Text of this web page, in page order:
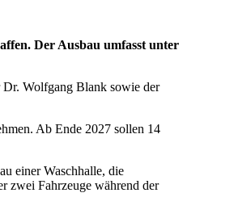
Der Ausbau umfasst unter
Dr. Wolfgang Blank sowie der
Ab Ende 2027 sollen 14
einer Waschhalle, die
zwei Fahrzeuge während der